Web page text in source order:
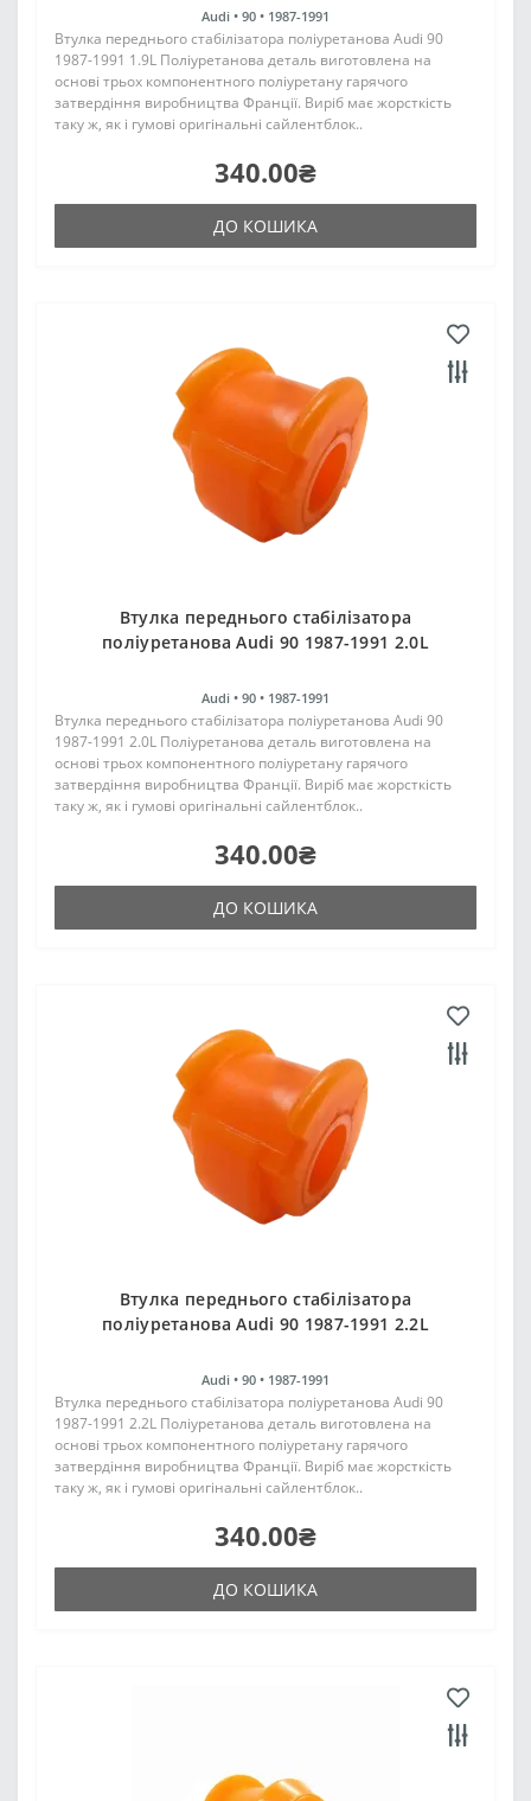
Audi • 90 • 1987-1991
Втулка переднього стабілізатора поліуретанова Audi 90
1987-1991 1.9L Поліуретанова деталь виготовлена на
основі трьох компонентного поліуретану гарячого
затвердіння виробництва Франції. Виріб має жорсткість
таку ж, як і гумові оригінальні сайлентблок..
340.00₴
ДО КОШИКА
Втулка переднього стабілізатора
поліуретанова Audi 90 1987-1991 2.0L
Audi • 90 • 1987-1991
Втулка переднього стабілізатора поліуретанова Audi 90
1987-1991 2.0L Поліуретанова деталь виготовлена на
основі трьох компонентного поліуретану гарячого
затвердіння виробництва Франції. Виріб має жорсткість
таку ж, як і гумові оригінальні сайлентблок..
340.00₴
ДО КОШИКА
Втулка переднього стабілізатора
поліуретанова Audi 90 1987-1991 2.2L
Audi • 90 • 1987-1991
Втулка переднього стабілізатора поліуретанова Audi 90
1987-1991 2.2L Поліуретанова деталь виготовлена на
основі трьох компонентного поліуретану гарячого
затвердіння виробництва Франції. Виріб має жорсткість
таку ж, як і гумові оригінальні сайлентблок..
340.00₴
ДО КОШИКА